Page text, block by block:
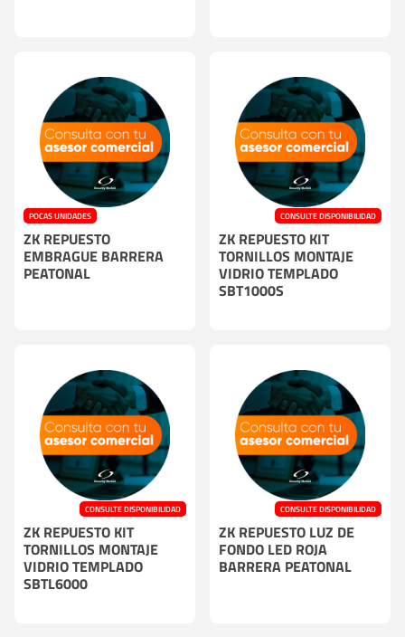
POCAS UNIDADES
ZK REPUESTO
EMBRAGUE BARRERA
PEATONAL
CONSULTE DISPONIBILIDAD
ZK REPUESTO KIT
TORNILLOS MONTAJE
VIDRIO TEMPLADO
SBT1000S
CONSULTE DISPONIBILIDAD
ZK REPUESTO KIT
TORNILLOS MONTAJE
VIDRIO TEMPLADO
SBTL6000
CONSULTE DISPONIBILIDAD
ZK REPUESTO LUZ DE
FONDO LED ROJA
BARRERA PEATONAL